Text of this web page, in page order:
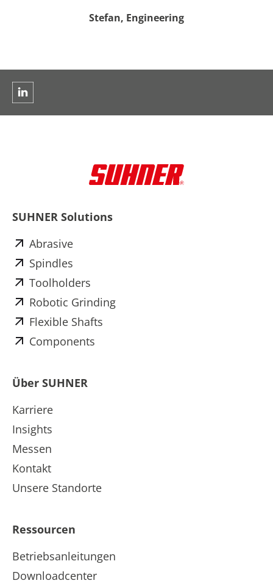
Stefan, Engineering
SUHNER Solutions
Abrasive
Spindles
Toolholders
Robotic Grinding
Flexible Shafts
Components
Über SUHNER
Karriere
Insights
Messen
Kontakt
Unsere Standorte
Ressourcen
Betriebsanleitungen
Downloadcenter